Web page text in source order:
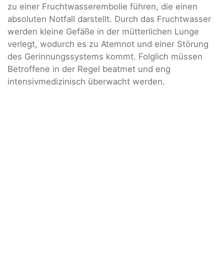
zu einer Fruchtwasserembolie führen, die einen
absoluten Notfall darstellt. Durch das Fruchtwasser
werden kleine Gefäße in der mütterlichen Lunge
verlegt, wodurch es zu Atemnot und einer Störung
des Gerinnungssystems kommt. Folglich müssen
Betroffene in der Regel beatmet und eng
intensivmedizinisch überwacht werden.